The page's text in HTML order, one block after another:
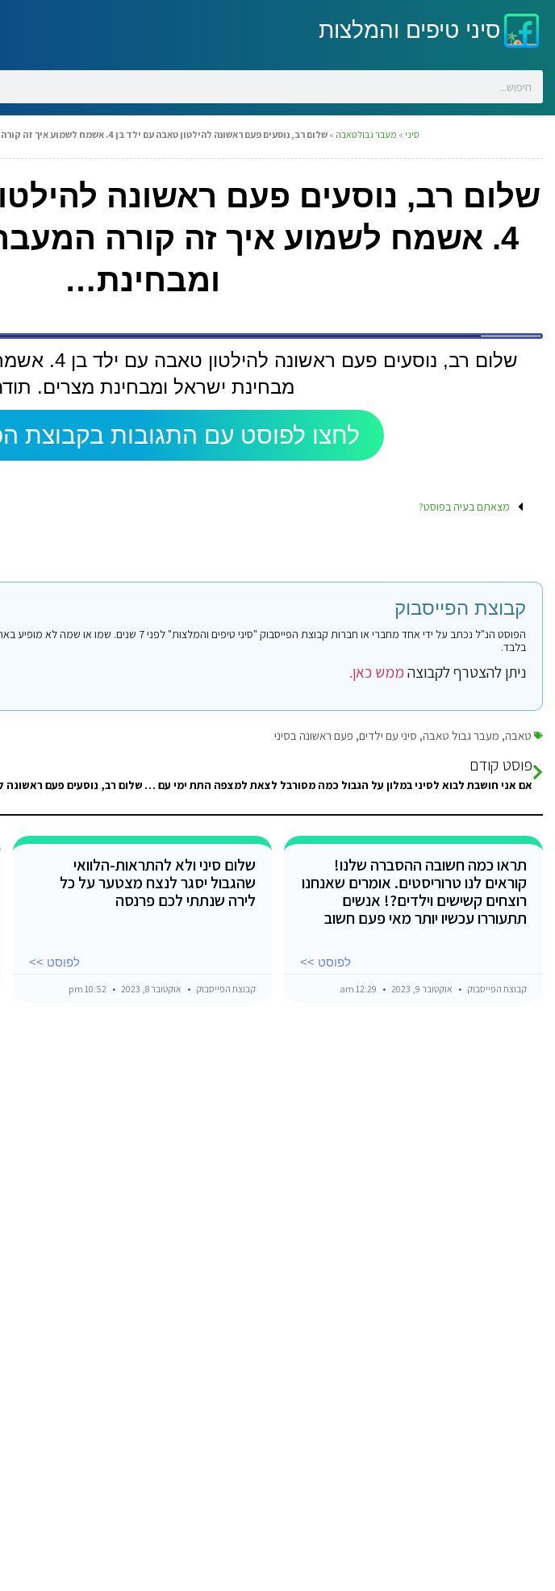
סיני טיפים והמלצות
סיני » מעבר גבול טאבה »שלום רב, נוסעים פעם ראשונה להילטון טאבה עם ילד בן 4. אשמח לשמוע איך זה קורה המעבר מבחינת ישראל ומבחינת…
שלום רב, נוסעים פעם ראשונה
4. אשמח לשמוע איך זה קורה
ומבחינת…
שלום רב,
מבחינת ישראל ומבחינת מצרים.
לחצו לפוסט עם התגובות בקבוצת
מצאתם בעיה בפוסט?
קבוצת הפייסבוק
הפוסט הנ"ל נכתב על ידי אחד מחברי או חברות קבוצת הפייסבוק
בלבד.
ניתן להצטרף לקבוצהממש כאן.
טאבה, מעבר גבול טאבה, סיני עם ילדים, פעם ראשונה בסיני
פוסט קודם
אם אני חושבת לבוא לסיני במלון על הגבול כמה מסורבל לצאת למצפה התת ימי עם הילדים ולחזור למלון?
תראו כמה חשובה ההסברה שלנו!
קוראים לנו טרוריסטים. אומרים שאנחנו
רוצחים קשישים וילדים?! אנשים
תתעוררו עכשיו יותר מאי פעם חשוב
לפוסט >>
קבוצת הפייסבוק אוקטובר 9, 2023
שלום סיני ולא להתראות-הלוואי
שהגבול יסגר לנצח מצטער על כל
לירה שנתתי לכם פרנסה
לפוסט >>
קבוצת הפייסבוק אוקטובר 8, 2023